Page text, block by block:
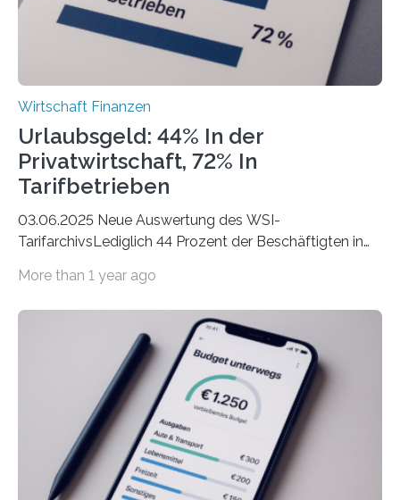
Wirtschaft Finanzen
Urlaubsgeld: 44% In der
Privatwirtschaft, 72% In
Tarifbetrieben
03.06.2025 Neue Auswertung des WSI-
TarifarchivsLediglich 44 Prozent der Beschäftigten in
tarifgebundenen Betrieben ist der Anteil mit 72 Prozent
Unterkünfte fast überall deutlich teurer geworden. Für
viele Beschäftigte ist deshalb das zumeist im Juni oder
Juli ausgezahlte Urlaubsgeld ein wichtiger Faktor, um
sich den wohlverdienten Jahresurlaub leisten zu
können. Allerdings erhält mit 44 Prozent noch nicht
einmal die Hälfte aller Beschäftigten in der
Privatwirtschaft Urlaubsgeld. Zu diesem…
More than 1 year ago